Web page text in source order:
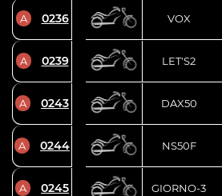
A 0236 VOX
A 0239 LET'S2
A 0243 DAX50
A 0244 NS50F
A 0245 GIORNO-3